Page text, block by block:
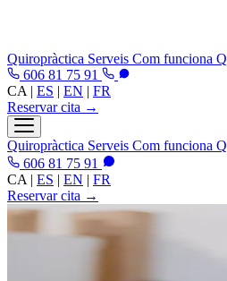
Quiropràctica Serveis Com funciona
606 81 75 91
CA | ES | EN | FR
Reservar cita →
Quiropràctica Serveis Com funciona
606 81 75 91
CA | ES | EN | FR
Reservar cita →